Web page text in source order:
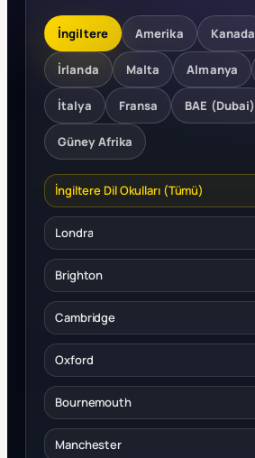
İngiltere Amerika Kanada
İrlanda Malta Almanya
İtalya Fransa BAE (Dubai)
Güney Afrika
İngiltere Dil Okulları (Tümü)
Londra
Brighton
Cambridge
Oxford
Bournemouth
Manchester